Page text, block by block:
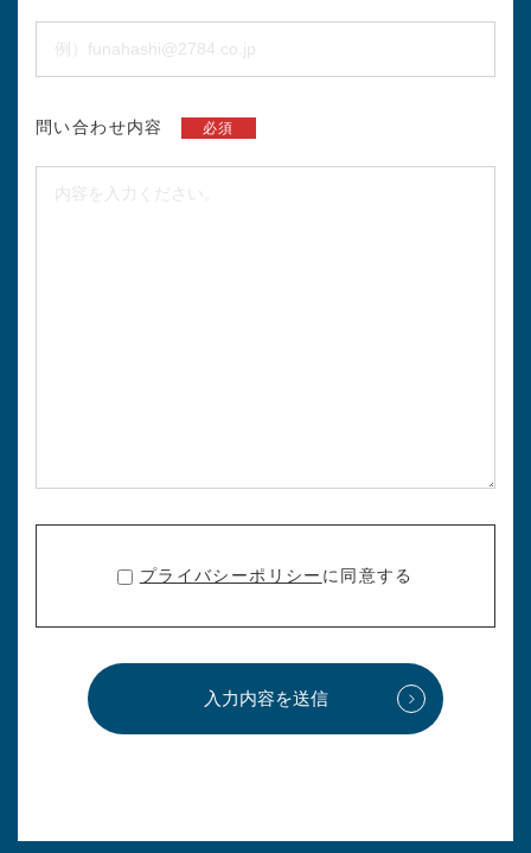
問い合わせ内容 必須
プライバシーポリシー に同意する
入力内容を送信